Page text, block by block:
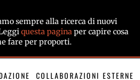
sempre alla ricerca di nuovi
questa pagina per capire cosa
fare per proporti.
COLLABORAZIONI ESTERNE